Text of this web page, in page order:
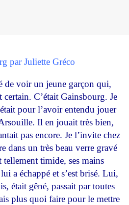
par Juliette Gréco
de voir un jeune garçon qui,
C’était Gainsbourg. Je
pour l’avoir entendu jouer
Il en jouait très bien,
pas encore. Je l’invite chez
dans un très beau verre gravé
timide, ses mains
a échappé et s’est brisé. Lui,
était gêné, passait par toutes
plus quoi faire pour le mettre